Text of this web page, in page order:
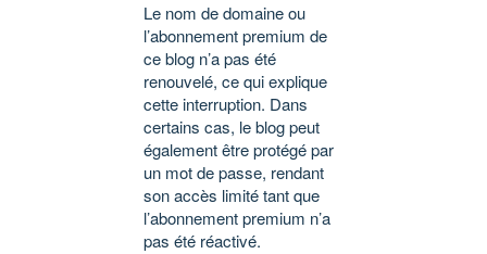
Le nom de domaine ou
l’abonnement premium de
ce blog n’a pas été
renouvelé, ce qui explique
cette interruption. Dans
certains cas, le blog peut
également être protégé par
un mot de passe, rendant
son accès limité tant que
l’abonnement premium n’a
pas été réactivé.